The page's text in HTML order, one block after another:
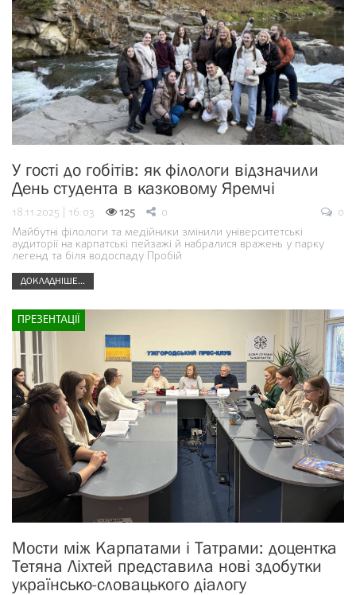
У гості до гобітів: як філологи відзначили
День студента в казковому Яремчі
18.11.2025 | 16:03 125 0
0
Майбутні філологи та медійники змінили університетські
аудиторії на карпатські пейзажі й набралися вражень у парку
легенд та біля водоспаду Пробій
ДОКЛАДНІШЕ...
ПРЕЗЕНТАЦІЇ
Мости між Карпатами і Татрами: доцентка
Тетяна Ліхтей представила нові здобутки
українсько-словацького діалогу